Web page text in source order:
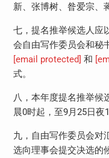
新、张博树、昝爱宗、
七，提名推举候选人应
会自由写作委员会和秘
[email protected] 和
式。
八，本年度提名推举候
晨0时起，至9月25日夜
九，自由写作委员会对
选向理事会提交决选的